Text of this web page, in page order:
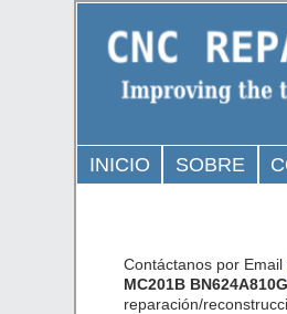
INICIO SOBRE
Contáctanos por Email
MC201B
reparación/